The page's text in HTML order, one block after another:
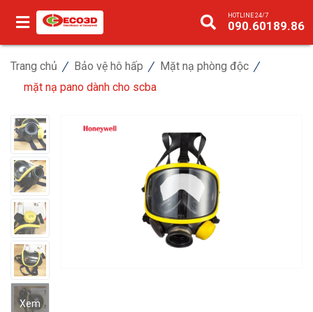
HOTLINE 24/7
090.60189.86
Trang chủ Bảo vệ hô hấp
Mặt nạ phòng độc
mặt nạ pano dành cho scba
Xem